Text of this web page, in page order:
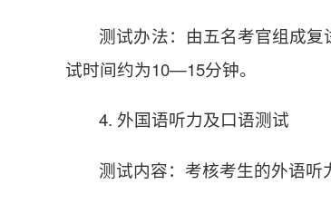
测试办法：由五名考官组成
试时间约为10—15分钟。
4. 外国语听力及口语测试
测试内容：考核考生的外语听